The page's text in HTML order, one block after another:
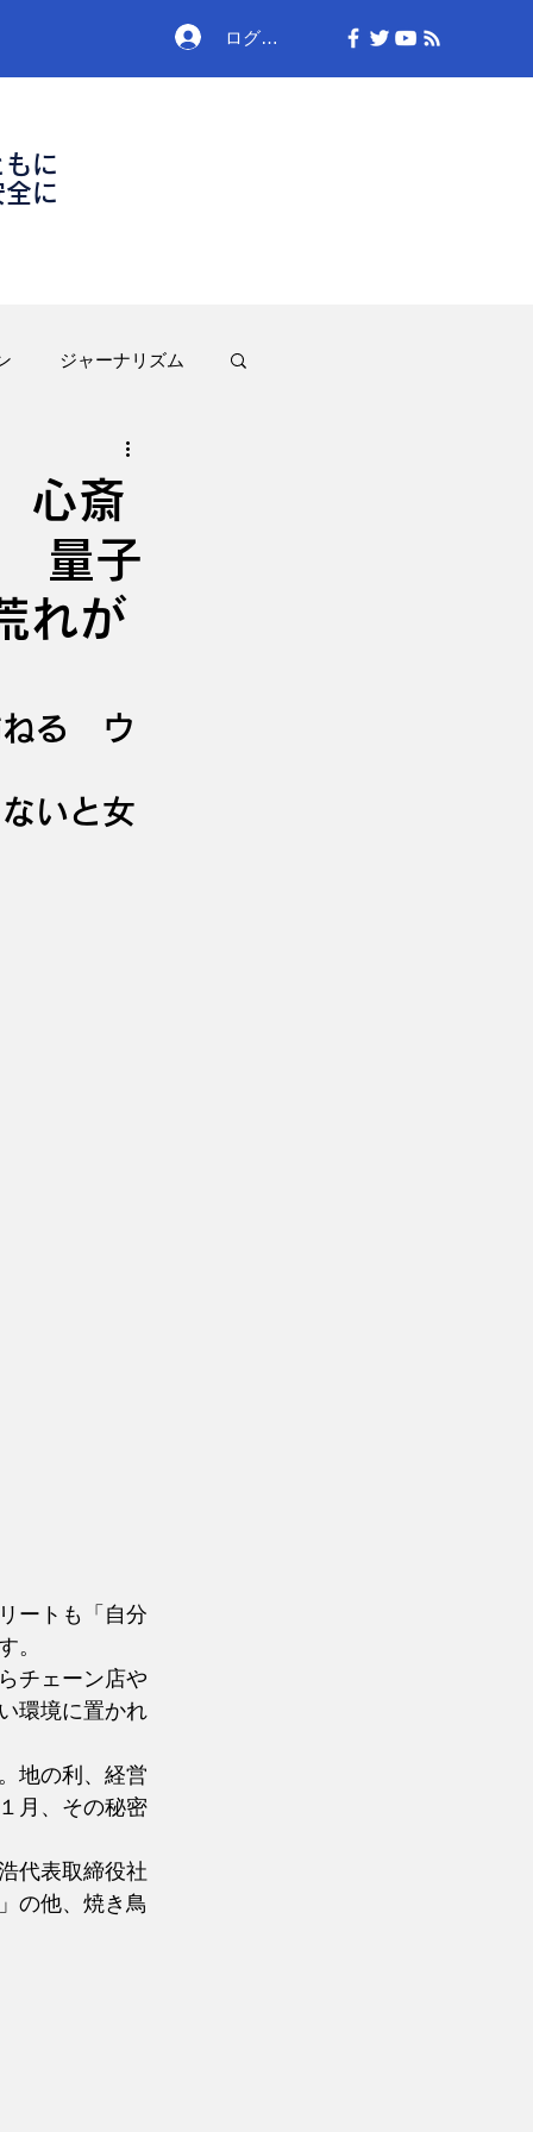
ログイン
に
に
ジャーナリズム
心斎
量子
れが
る　ウ
いと女
ートも「自分
。
チェーン店や
環境に置かれ
地の利、経営
月、その秘密
代表取締役社
の他、焼き鳥